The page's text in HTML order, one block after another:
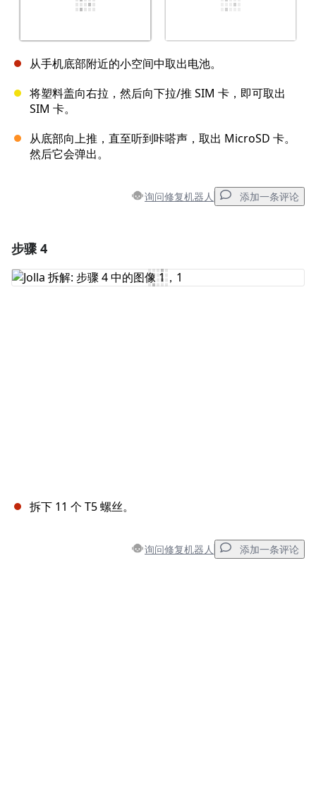
从手机底部附近的小空间中取出电池。
将塑料盖向右拉，然后向下拉/推 SIM 卡，即可取出
SIM 卡。
从底部向上推，直至听到咔嗒声，取出 MicroSD 卡。
然后它会弹出。
询问修复机器人 添加一条评论
添加评论
步骤 4
拆下 11 个 T5 螺丝。
询问修复机器人 添加一条评论